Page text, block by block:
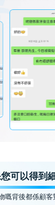
可以得到
嘅背後都係顧